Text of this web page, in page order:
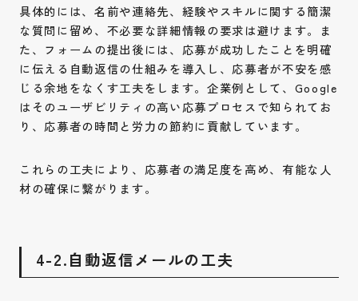
具体的には、名前や連絡先、経験やスキルに関する簡潔
な質問に留め、不必要な詳細情報の要求は避けます。ま
た、フォームの提出後には、応募が成功したことを明確
に伝える自動返信の仕組みを導入し、応募者が不安を感
じる余地をなくす工夫をします。企業例として、Google
はそのユーザビリティの高い応募プロセスで知られてお
り、応募者の時間と労力の節約に貢献しています。
これらの工夫により、応募者の満足度を高め、有能な人
材の確保に繋がります。
4-2.自動返信メールの工夫